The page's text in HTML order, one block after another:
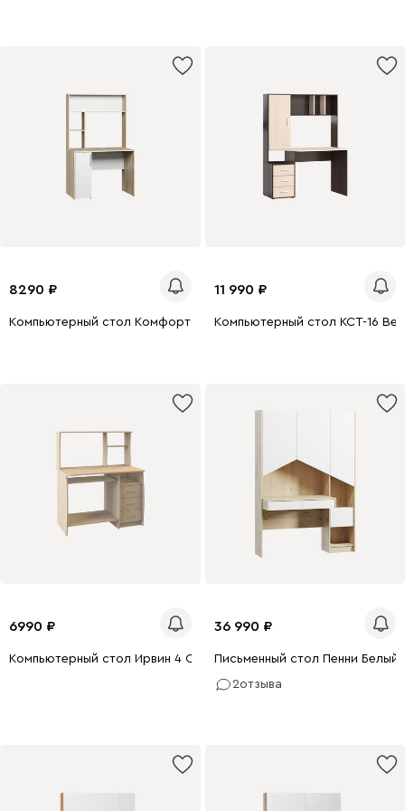
8290
Компьютерный стол Комфорт-2 Дуб Сонома
11 990
Компьютерный стол КСТ-16
6990
Компьютерный стол Ирвин 4 СКР
36 990
Письменный стол Пенни Белый
2отзыва